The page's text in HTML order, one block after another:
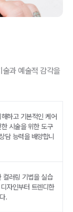
과 예술적 감각을
하고 기본적인 케어
시술을 위한 도구
담 능력을 배양합니
컬러링 기법을 실습
자인부터 트렌디한
.